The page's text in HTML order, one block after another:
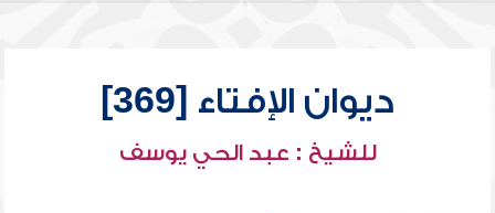
ديوان الإفتاء [369]
للشيخ : عبد الحي يوسف